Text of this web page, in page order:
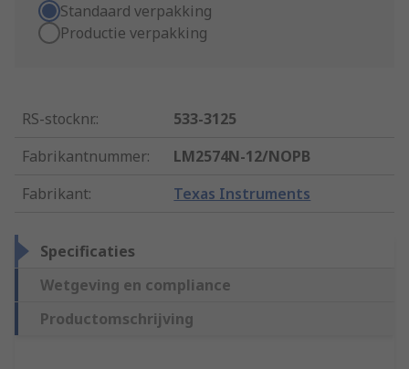
Standaard verpakking
Productie verpakking
RS-stocknr.:
533-3125
Fabrikantnummer:
LM2574N-12/NOPB
Fabrikant: Texas Instruments
Specificaties
Wetgeving en compliance
Productomschrijving